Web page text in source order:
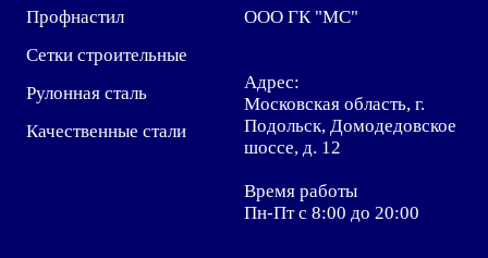
Профнастил
Сетки строительные
Рулонная сталь
Качественные стали
ООО ГК "МС"
Адрес:
Московская область, г.
Подольск, Домодедовское
шоссе, д. 12
Время работы
Пн-Пт с 8:00 до 20:00